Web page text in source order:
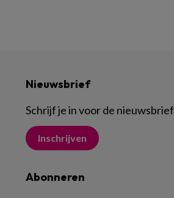
Nieuwsbrief
Schrijf je in voor de nieuwsbrief
Inschrijven
Abonneren